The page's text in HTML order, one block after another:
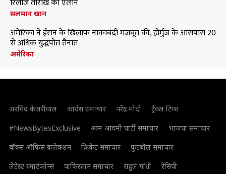
रिलीज तारीख का ऐलान
सलमान खान
अमेरिका ने ईरान के खिलाफ नाकाबंदी मजबूत की, होर्मुज के आसपास 20
से अधिक युद्धपोत तैनात
अमेरिका
अरविंद केजरीवाल कांग्रेस समाचार नरेंद्र मोदी
ट्रैवल टिप्स
#NewsBytesExclusive
आम आदमी पार्टी समाचार
भाजपा समाचार
बॉक्स ऑफिस कलेक्शन
क्रिकेट समाचार
फुटबॉल समाचार
लेटेस्ट स्मार्टफोन्स
पाकिस्तान समाचार राहुल गांधी रेसिपी